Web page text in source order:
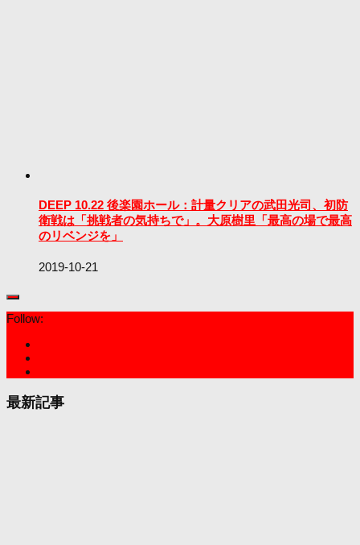
DEEP 10.22 後楽園ホール：計量クリアの武田光司、初防
衛戦は「挑戦者の気持ちで」。大原樹里「最高の場で最高
のリベンジを」
2019-10-21
Follow:
最新記事